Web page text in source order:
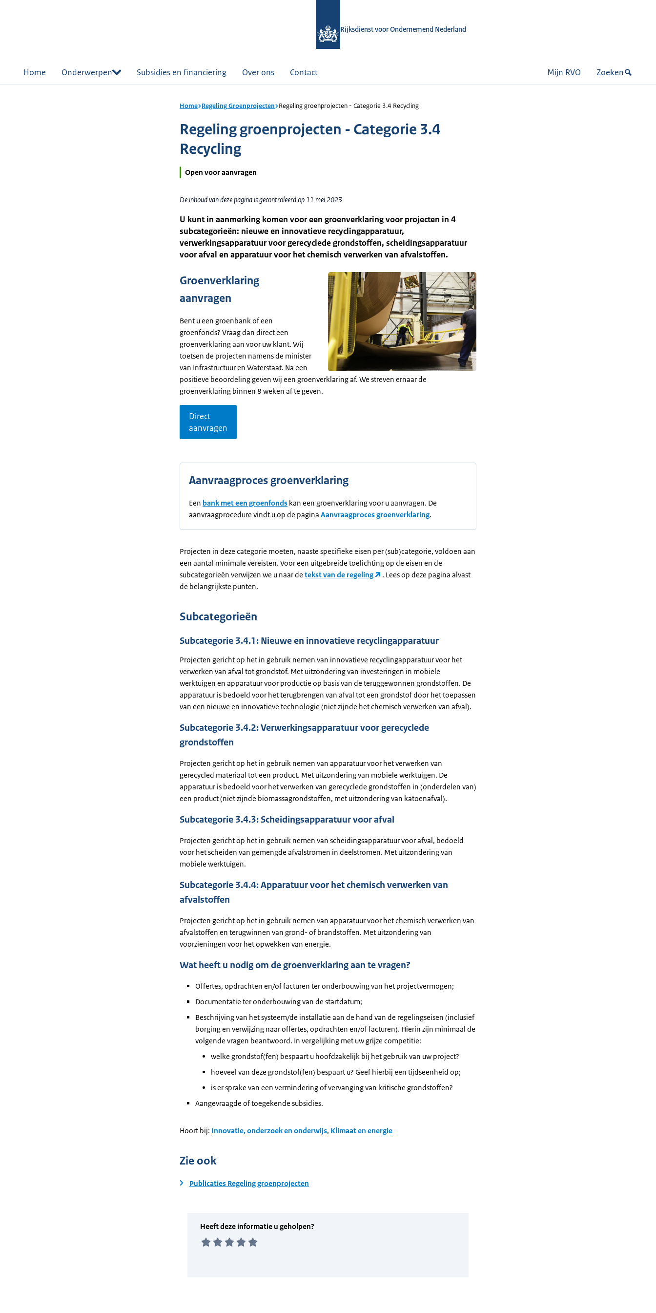
Rijksdienst voor Ondernemend Nederland
Home Onderwerpen Subsidies en financiering Over ons Contact Mijn RVO Zoeken
Home Regeling Groenprojecten Regeling groenprojecten - Categorie 3.4 Recycling
Regeling groenprojecten - Categorie 3.4
Recycling
Open voor aanvragen
De inhoud van deze pagina is gecontroleerd op 11 mei 2023
U kunt in aanmerking komen voor een groenverklaring voor projecten in 4
subcategorieën: nieuwe en innovatieve recyclingapparatuur,
verwerkingsapparatuur voor gerecyclede grondstoffen, scheidingsapparatuur
voor afval en apparatuur voor het chemisch verwerken van afvalstoffen.
Groenverklaring
aanvragen
Bent u een groenbank of een
groenfonds? Vraag dan direct een
groenverklaring aan voor uw klant. Wij
toetsen de projecten namens de minister
van Infrastructuur en Waterstaat. Na een
positieve beoordeling geven wij een groenverklaring af. We streven ernaar de
groenverklaring binnen 8 weken af te geven.
Direct
aanvragen
Aanvraagproces groenverklaring
Een bank met een groenfonds kan een groenverklaring voor u aanvragen. De
aanvraagprocedure vindt u op de pagina Aanvraagproces groenverklaring.
Projecten in deze categorie moeten, naaste specifieke eisen per (sub)categorie, voldoen aan
een aantal minimale vereisten. Voor een uitgebreide toelichting op de eisen en de
subcategorieën verwijzen we u naar de tekst van de regeling
. Lees op deze pagina alvast
de belangrijkste punten.
Subcategorieën
Subcategorie 3.4.1: Nieuwe en innovatieve recyclingapparatuur
Projecten gericht op het in gebruik nemen van innovatieve recyclingapparatuur voor het
verwerken van afval tot grondstof. Met uitzondering van investeringen in mobiele
werktuigen en apparatuur voor productie op basis van de teruggewonnen grondstoffen. De
apparatuur is bedoeld voor het terugbrengen van afval tot een grondstof door het toepassen
van een nieuwe en innovatieve technologie (niet zijnde het chemisch verwerken van afval).
Subcategorie 3.4.2: Verwerkingsapparatuur voor gerecyclede
grondstoffen
Projecten gericht op het in gebruik nemen van apparatuur voor het verwerken van
gerecycled materiaal tot een product. Met uitzondering van mobiele werktuigen. De
apparatuur is bedoeld voor het verwerken van gerecyclede grondstoffen in (onderdelen van)
een product (niet zijnde biomassagrondstoffen, met uitzondering van katoenafval).
Subcategorie 3.4.3: Scheidingsapparatuur voor afval
Projecten gericht op het in gebruik nemen van scheidingsapparatuur voor afval, bedoeld
voor het scheiden van gemengde afvalstromen in deelstromen. Met uitzondering van
mobiele werktuigen.
Subcategorie 3.4.4: Apparatuur voor het chemisch verwerken van
afvalstoffen
Projecten gericht op het in gebruik nemen van apparatuur voor het chemisch verwerken van
afvalstoffen en terugwinnen van grond- of brandstoffen. Met uitzondering van
voorzieningen voor het opwekken van energie.
Wat heeft u nodig om de groenverklaring aan te vragen?
Offertes, opdrachten en/of facturen ter onderbouwing van het projectvermogen;
Documentatie ter onderbouwing van de startdatum;
Beschrijving van het systeem/de installatie aan de hand van de regelingseisen (inclusief
borging en verwijzing naar offertes, opdrachten en/of facturen). Hierin zijn minimaal de
volgende vragen beantwoord. In vergelijking met uw grijze competitie:
welke grondstof(fen) bespaart u hoofdzakelijk bij het gebruik van uw project?
hoeveel van deze grondstof(fen) bespaart u? Geef hierbij een tijdseenheid op;
is er sprake van een vermindering of vervanging van kritische grondstoffen?
Aangevraagde of toegekende subsidies.
Hoort bij: Innovatie, onderzoek en onderwijs, Klimaat en energie
Zie ook
Publicaties Regeling groenprojecten